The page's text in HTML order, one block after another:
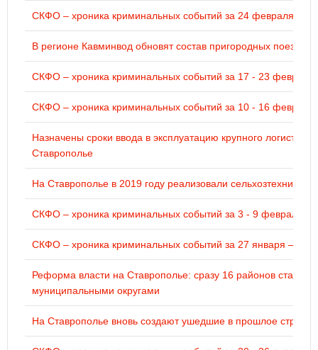
СКФО – хроника криминальных событий за 24 февраля – 1
В регионе Кавминвод обновят состав пригородных поездов
СКФО – хроника криминальных событий за 17 - 23 февраля
СКФО – хроника криминальных событий за 10 - 16 февраля
Назначены сроки ввода в эксплуатацию крупного
Ставрополье
На Ставрополье в 2019 году реализовали сельхозтехники
СКФО – хроника криминальных событий за 3 - 9 февраля
СКФО – хроника криминальных событий за 27 января – 2
Реформа власти на Ставрополье: сразу 16 районов
муниципальными округами
На Ставрополье вновь создают ушедшие в прошлое